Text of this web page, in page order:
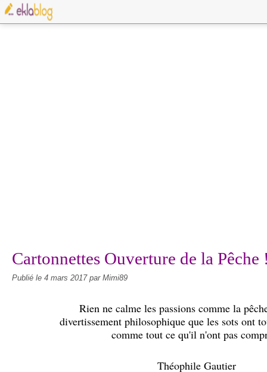
Cartonnettes Ouverture de la Pêche
Publié le 4 mars 2017 par Mimi89
Rien ne calme les passions comme la
divertissement philosophique que les sots ont
comme tout ce qu'il n'ont pas
Théophile Gautier